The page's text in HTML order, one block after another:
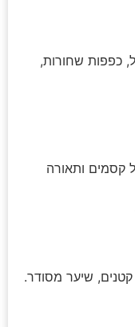
כפפות שחורות,
ותאורה
קטנים, שיער מסודר.